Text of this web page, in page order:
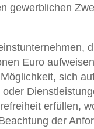
gewerblichen
Euro
sich
erfüllen,
der